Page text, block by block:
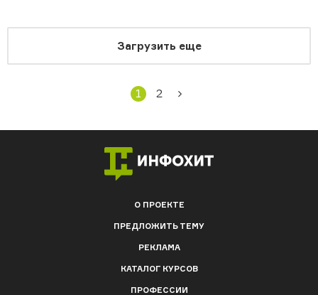
Загрузить еще
1 2
О ПРОЕКТЕ
ПРЕДЛОЖИТЬ ТЕМУ
РЕКЛАМА
КАТАЛОГ КУРСОВ
ПРОФЕССИИ